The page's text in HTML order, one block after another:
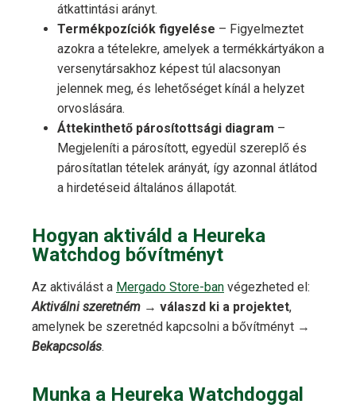
átkattintási arányt.
Termékpozíciók figyelése – Figyelmeztet
azokra a tételekre, amelyek a termékkártyákon a
versenytársakhoz képest túl alacsonyan
jelennek meg, és lehetőséget kínál a helyzet
orvoslására.
Áttekinthető párosítottsági diagram –
Megjeleníti a párosított, egyedül szereplő és
párosítatlan tételek arányát, így azonnal átlátod
a hirdetéseid általános állapotát.
Hogyan aktiváld a Heureka
Watchdog bővítményt
Az aktiválást a Mergado Store-ban végezheted el:
Aktiválni szeretném → válaszd ki a projektet,
amelynek be szeretnéd kapcsolni a bővítményt →
Bekapcsolás.
Munka a Heureka Watchdoggal